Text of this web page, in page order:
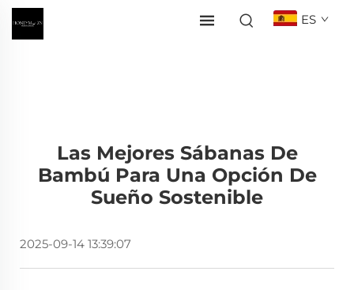
ES
Las Mejores Sábanas De
Bambú Para Una Opción De
Sueño Sostenible
2025-09-14 13:39:07